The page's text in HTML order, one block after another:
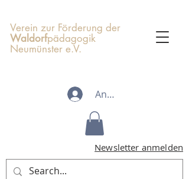
Verein zur Förderung der
Waldorfpädagogik
Neumünster e.V.
Anmelden
Newsletter anmelden